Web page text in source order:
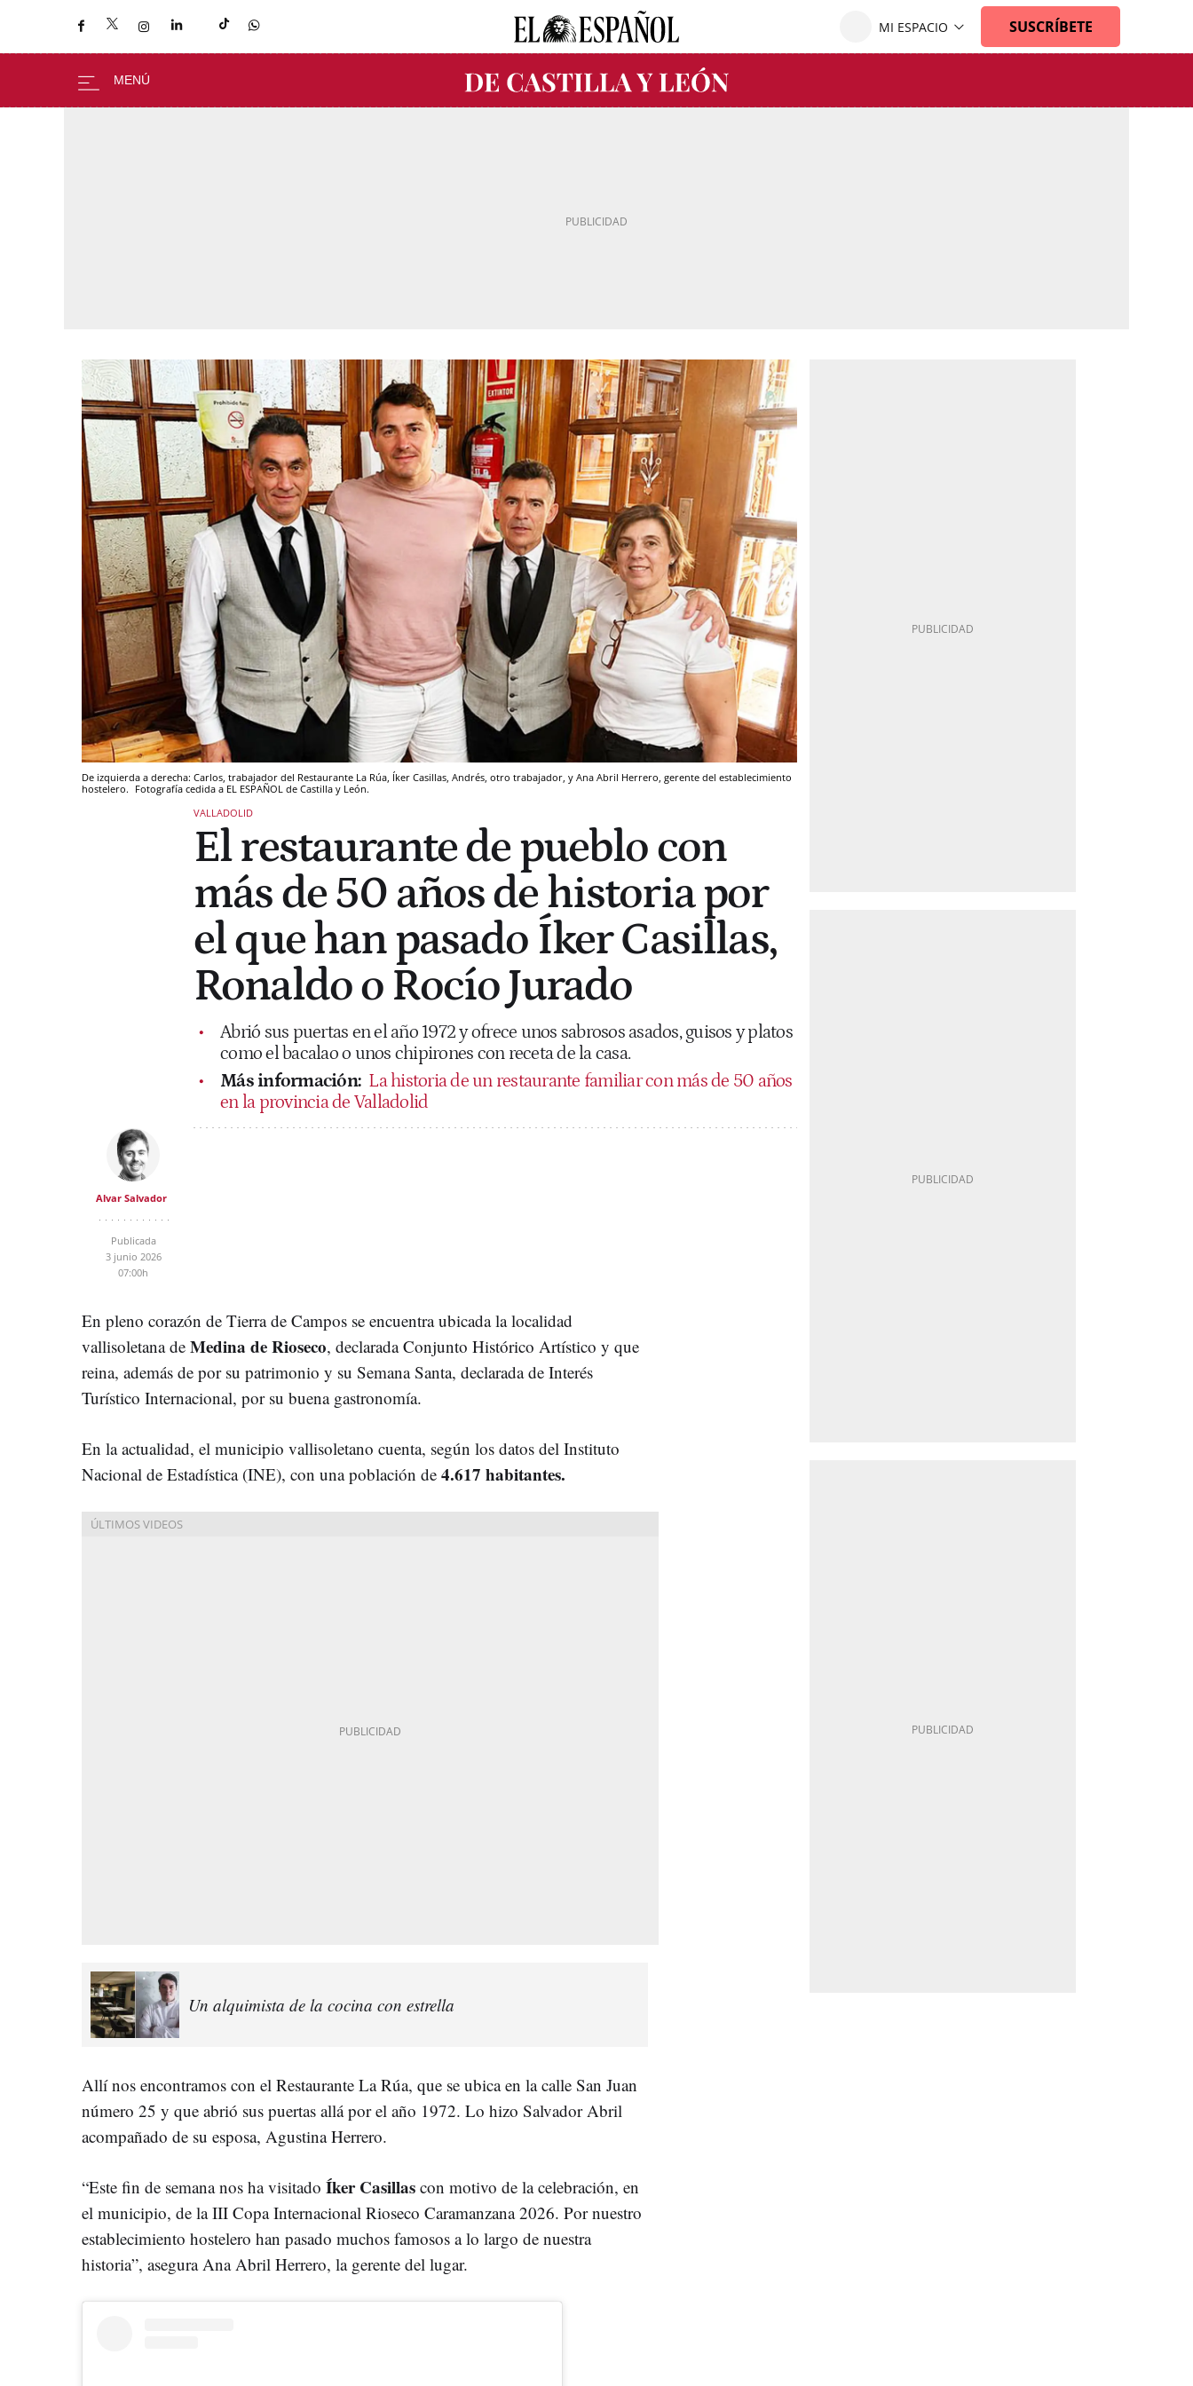
De izquierda a derecha: Carlos, trabajador del Restaurante La Rúa, Íker Casillas, Andrés, otro trabajador, y Ana Abril Herrero, gerente del establecimiento
hostelero. Fotografía cedida a EL ESPAÑOL de Castilla y León.
VALLADOLID
El restaurante de pueblo con
más de 50 años de historia por
el que han pasado Íker Casillas,
Ronaldo o Rocío Jurado
Abrió sus puertas en el año 1972 y ofrece unos sabrosos asados, guisos y platos
como el bacalao o unos chipirones con receta de la casa.
Más información: La historia de un restaurante familiar con más de 50 años
en la provincia de Valladolid
Alvar Salvador
Publicada
3 junio 2026
07:00h
En pleno corazón de Tierra de Campos se encuentra ubicada la localidad
vallisoletana de Medina de Rioseco, declarada Conjunto Histórico Artístico y que
reina, además de por su patrimonio y su Semana Santa, declarada de Interés
Turístico Internacional, por su buena gastronomía.
En la actualidad, el municipio vallisoletano cuenta, según los datos del Instituto
Nacional de Estadística (INE), con una población de 4.617 habitantes.
Un alquimista de la cocina con estrella
Allí nos encontramos con el Restaurante La Rúa, que se ubica en la calle San Juan
número 25 y que abrió sus puertas allá por el año 1972. Lo hizo Salvador Abril
acompañado de su esposa, Agustina Herrero.
“Este fin de semana nos ha visitado Íker Casillas con motivo de la celebración, en
el municipio, de la III Copa Internacional Rioseco Caramanzana 2026. Por nuestro
establecimiento hostelero han pasado muchos famosos a lo largo de nuestra
historia”, asegura Ana Abril Herrero, la gerente del lugar.